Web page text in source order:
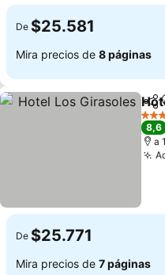
De $25.581
Mira precios de 8 páginas
3
8,6
a
De $25.771
Mira precios de 7 páginas